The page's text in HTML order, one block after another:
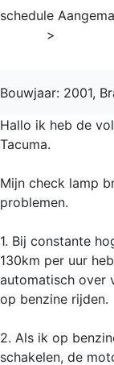
schedule
>
Bouwjaar: 2001,
Hallo ik heb de
Tacuma.
Mijn check lamp
problemen.
1. Bij constante
130km per uur
automatisch over
op benzine rijden.
2. Als ik op
schakelen, de